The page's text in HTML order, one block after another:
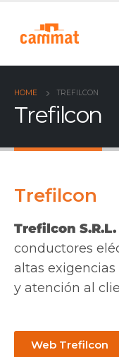
HOME TREFILCON
Trefilcon
Trefilcon
Trefilcon S.R.L.
conductores
altas
y atención al
Web Trefilcon